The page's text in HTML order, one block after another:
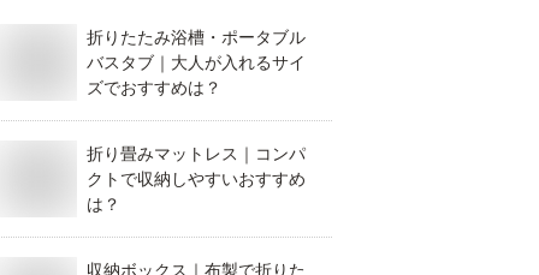
折りたたみ浴槽・ポータブル
バスタブ｜大人が入れるサイ
ズでおすすめは？
折り畳みマットレス｜コンパ
クトで収納しやすいおすすめ
は？
収納ボックス｜布製で折りた